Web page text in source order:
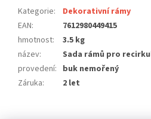
Kategorie:
Dekorativní rámy
EAN:
7612980449415
hmotnost:
3.5 kg
název:
Sada rámů pro
provedení: buk nemořený
Záruka: 2 let